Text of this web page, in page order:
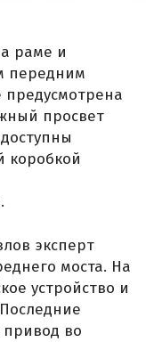
раме и
передним
предусмотрена
просвет
коробкой
эксперт
моста. На
устройство и
во